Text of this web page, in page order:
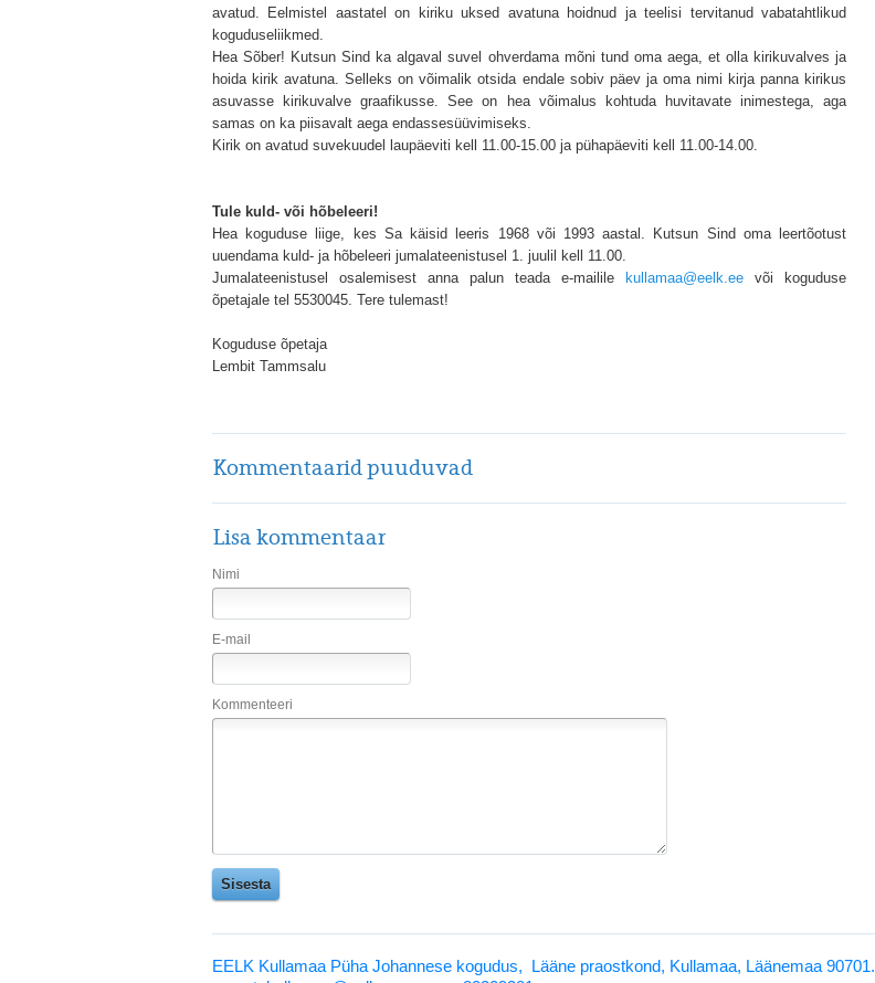
avatud. Eelmistel aastatel on kiriku uksed avatuna hoidnud ja teelisi tervitanud vabatahtlikud
koguduseliikmed.
Hea Sõber! Kutsun Sind ka algaval suvel ohverdama mõni tund oma aega, et olla kirikuvalves ja
hoida kirik avatuna. Selleks on võimalik otsida endale sobiv päev ja oma nimi kirja panna kirikus
asuvasse kirikuvalve graafikusse. See on hea võimalus kohtuda huvitavate inimestega, aga
samas on ka piisavalt aega endassesüüvimiseks.
Kirik on avatud suvekuudel laupäeviti kell 11.00-15.00 ja pühapäeviti kell 11.00-14.00.
Tule kuld- või hõbeleeri!
Hea koguduse liige, kes Sa käisid leeris 1968 või 1993 aastal. Kutsun Sind oma leertõotust
uuendama kuld- ja hõbeleeri jumalateenistusel 1. juulil kell 11.00.
Jumalateenistusel osalemisest anna palun teada e-mailile
kullamaa@eelk.ee või koguduse
õpetajale tel 5530045. Tere tulemast!
Koguduse õpetaja
Lembit Tammsalu
Kommentaarid puuduvad
Lisa kommentaar
Nimi
E-mail
Kommenteeri
EELK Kullamaa Püha Johannese kogudus, Lääne praostkond, Kullamaa, Läänemaa 90701.